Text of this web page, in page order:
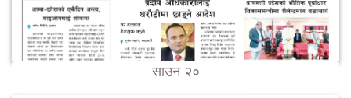
साउन २०